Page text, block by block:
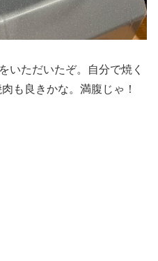
いただいたぞ。自分で焼く
も良きかな。満腹じゃ！